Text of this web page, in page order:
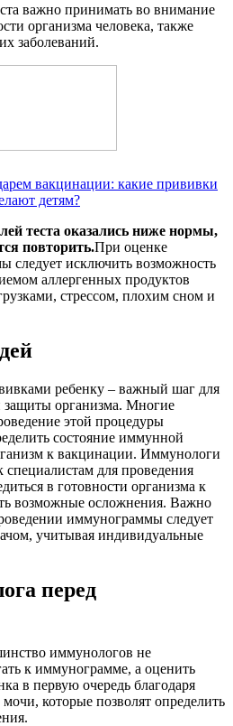
важно принимать во внимание
организма человека, также
заболеваний.
вакцинации: какие прививки
детям?
теста оказались ниже нормы,
повторить.При оценке
следует исключить возможность
аллергенных продуктов
стрессом, плохим сном и
ребенку – важный шаг для
защиты организма. Многие
этой процедуры
состояние иммунной
к вакцинации. Иммунологи
для проведения
в готовности организма к
возможные осложнения. Важно
иммунограммы следует
учитывая индивидуальные
перед
иммунологов не
к иммунограмме, а оценить
в первую очередь благодаря
которые позволят определить